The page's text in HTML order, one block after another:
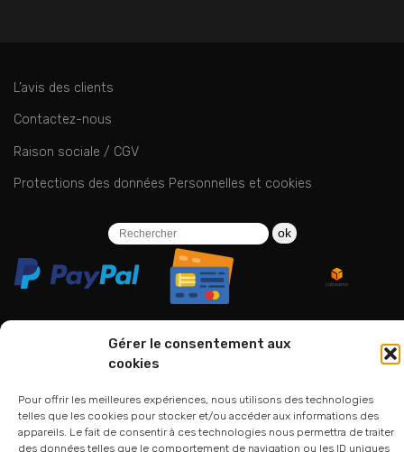
Gérer le consentement aux
cookies
Pour offrir les meilleures expériences, nous utilisons des technologies
telles que les cookies pour stocker et/ou accéder aux informations des
appareils. Le fait de consentir à ces technologies nous permettra de traiter
des données telles que le comportement de navigation ou les ID uniques
L’avis des clients
Contactez-nous
Raison sociale / CGV
Protections des données Personnelles et cookies
ok
01 75 33 00 85